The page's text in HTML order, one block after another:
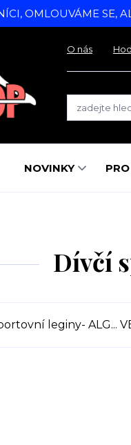
OMLOUVÁME SE,
O nás
NOVINKY
Dívčí